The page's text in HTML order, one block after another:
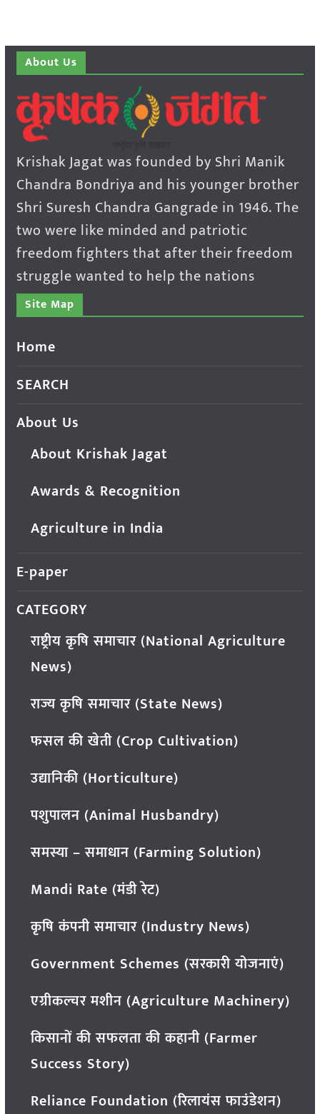
About Us
Krishak Jagat was founded by Shri Manik
Chandra Bondriya and his younger brother
Shri Suresh Chandra Gangrade in 1946. The
two were like minded and patriotic
freedom fighters that after their freedom
struggle wanted to help the nations
Site Map
Home
SEARCH
About Us
About Krishak Jagat
Awards & Recognition
Agriculture in India
E-paper
CATEGORY
राष्ट्रीय कृषि समाचार (National Agriculture
News)
राज्य कृषि समाचार (State News)
फसल की खेती (Crop Cultivation)
उद्यानिकी (Horticulture)
पशुपालन (Animal Husbandry)
समस्या – समाधान (Farming Solution)
Mandi Rate (मंडी रेट)
कृषि कंपनी समाचार (Industry News)
Government Schemes (सरकारी योजनाएं)
एग्रीकल्चर मशीन (Agriculture Machinery)
किसानों की सफलता की कहानी (Farmer
Success Story)
Reliance Foundation (रिलायंस फाउंडेशन)